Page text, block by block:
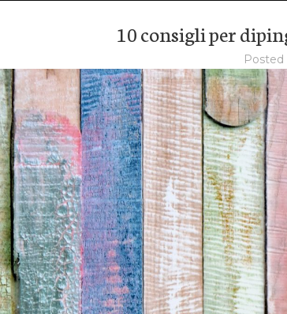
10 consigli per
Posted